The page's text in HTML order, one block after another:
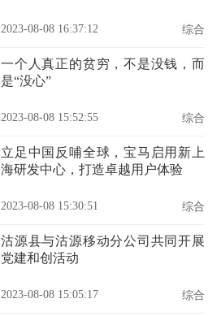
2023-08-08 16:37:12 综合
一个人真正的贫穷，不是没钱，而
是“没心”
2023-08-08 15:52:55 综合
立足中国反哺全球，宝马启用新上
海研发中心，打造卓越用户体验
2023-08-08 15:30:51 综合
沽源县与沽源移动分公司共同开展
党建和创活动
2023-08-08 15:05:17 综合